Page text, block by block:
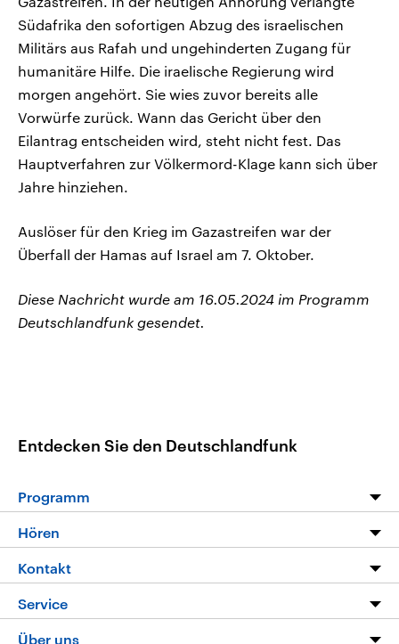
Südafrika den sofortigen Abzug des israelischen
Militärs aus Rafah und ungehinderten Zugang für
humanitäre Hilfe. Die iraelische Regierung wird
morgen angehört. Sie wies zuvor bereits alle
Vorwürfe zurück. Wann das Gericht über den
Eilantrag entscheiden wird, steht nicht fest. Das
Hauptverfahren zur Völkermord-Klage kann sich über
Jahre hinziehen.
Auslöser für den Krieg im Gazastreifen war der
Überfall der Hamas auf Israel am 7. Oktober.
Diese Nachricht wurde am 16.05.2024 im Programm
Deutschlandfunk gesendet.
Entdecken Sie den Deutschlandfunk
Programm
Programm
Die Nachrichten
Nachrichtenleicht
Hören
Livestream
Podcasts
Kontakt
Hörerservice
Service
FAQ
Über uns